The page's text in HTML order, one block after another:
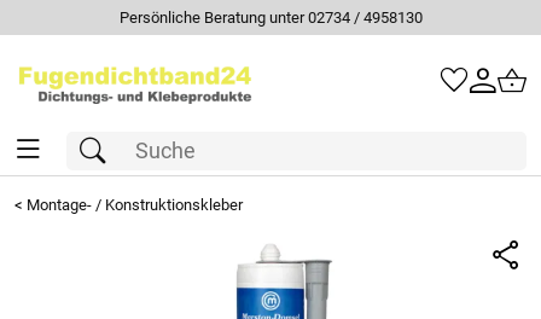
Persönliche Beratung unter 02734 / 4958130
< Montage- / Konstruktionskleber